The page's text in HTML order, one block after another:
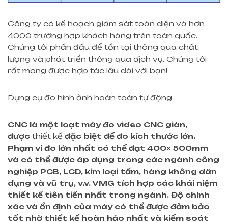
Công ty có kế hoạch giám sát toàn diện và hơn
4000 trường hợp khách hàng trên toàn quốc.
Chúng tôi phấn đấu để tồn tại thông qua chất
lượng và phát triển thông qua dịch vụ. Chúng tôi
rất mong được hợp tác lâu dài với bạn!
Dụng cụ đo hình ảnh hoàn toàn tự động
CNC là một loạt máy đo video CNC giàn,
được thiết kế đặc biệt để đo kích thước lớn.
Phạm vi đo lớn nhất có thể đạt 400× 500mm
và có thể được áp dụng trong các ngành công
nghiệp PCB, LCD, kim loại tấm, hàng không dân
dụng và vũ trụ, v.v. VMG tích hợp các khái niệm
thiết kế tiên tiến nhất trong ngành. Độ chính
xác và ổn định của máy có thể được đảm bảo
tốt nhờ thiết kế hoàn hảo nhất và kiểm soát